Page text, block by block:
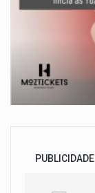
PUBLICIDADE